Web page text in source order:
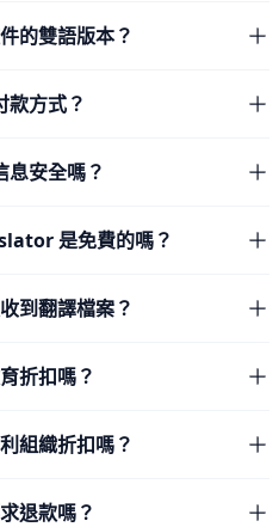
的雙語版本？
款方式？
息安全嗎？
是免費的嗎？
到翻譯檔案？
折扣嗎？
組織折扣嗎？
退款嗎？